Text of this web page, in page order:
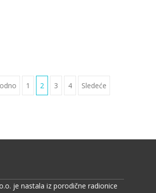
1 2 3 4 Sledeće
je nastala iz porodične radionice